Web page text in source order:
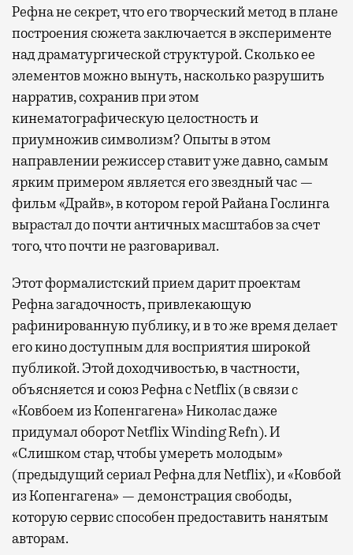
Рефна не секрет, что его творческий метод в плане
построения сюжета заключается в эксперименте
над драматургической структурой. Сколько ее
элементов можно вынуть, насколько разрушить
нарратив, сохранив при этом
кинематографическую целостность и
приумножив символизм? Опыты в этом
направлении режиссер ставит уже давно, самым
ярким примером является его звездный час —
фильм «Драйв», в котором герой Райана Гослинга
вырастал до почти античных масштабов за счет
того, что почти не разговаривал.
Этот формалистский прием дарит проектам
Рефна загадочность, привлекающую
рафинированную публику, и в то же время делает
его кино доступным для восприятия широкой
публикой. Этой доходчивостью, в частности,
объясняется и союз Рефна с Netflix (в связи с
«Ковбоем из Копенгагена» Николас даже
придумал оборот Netflix Winding Refn). И
«Слишком стар, чтобы умереть молодым»
(предыдущий сериал Рефна для Netflix), и «Ковбой
из Копенгагена» — демонстрация свободы,
которую сервис способен предоставить нанятым
авторам.